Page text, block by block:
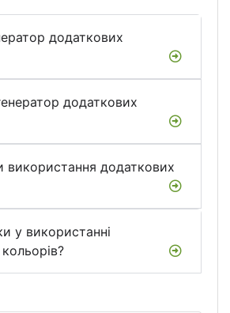
додаткових
додаткових
використання додаткових
у використанні